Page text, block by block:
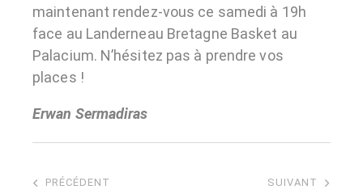
maintenant rendez-vous ce samedi à 19h
face au Landerneau Bretagne Basket au
Palacium. N’hésitez pas à prendre vos
places !
Erwan Sermadiras
PRÉCÉDENT SUIVANT